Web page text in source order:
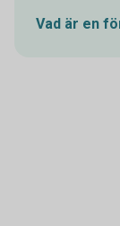
Vad är en